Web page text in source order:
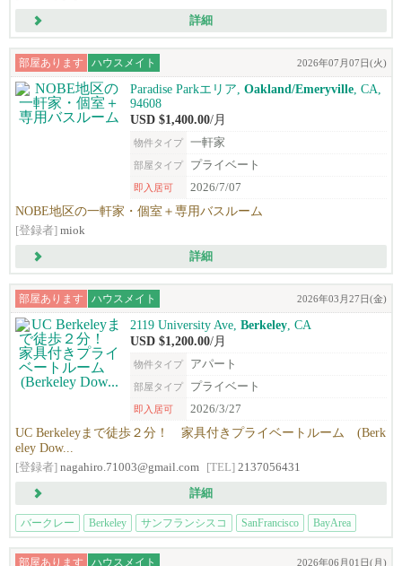
詳細
部屋あります ハウスメイト 2026年07月07日(火)
Paradise Parkエリア, Oakland/Emeryville , CA,
94608
USD $1,400.00/月
物件タイプ 一軒家
部屋タイプ プライベート
即入居可 2026/7/07
NOBE地区の一軒家・個室＋専用バスルーム
[登録者] miok
詳細
部屋あります ハウスメイト 2026年03月27日(金)
2119 University Ave, Berkeley , CA
USD $1,200.00/月
物件タイプ アパート
部屋タイプ プライベート
即入居可 2026/3/27
UC Berkeleyまで徒歩２分！ 家具付きプライベートルーム (Berk
eley Dow...
[登録者] nagahiro.71003@gmail.com [TEL] 2137056431
詳細
バークレー Berkeley サンフランシスコ SanFrancisco BayArea
部屋あります ハウスメイト 2026年06月01日(月)